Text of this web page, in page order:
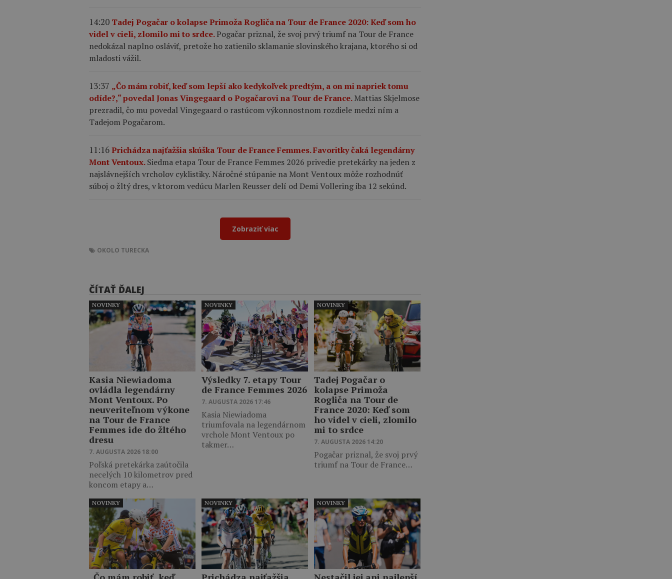
14:20 Tadej Pogačar o kolapse Primoža Rogliča na Tour de France 2020: Keď som ho
videl v cieli, zlomilo mi to srdce.Pogačar priznal, že svoj prvý triumf na Tour de France
nedokázal naplno osláviť, pretože ho zatienilo sklamanie slovinského krajana, ktorého si od
mladosti vážil.
13:37 „Čo mám robiť, keď som lepší ako kedykoľvek predtým, a on mi napriek tomu
odíde?,“ povedal Jonas Vingegaard o Pogačarovi na Tour de France.Mattias Skjelmose
prezradil, čo mu povedal Vingegaard o rastúcom výkonnostnom rozdiele medzi ním a
Tadejom Pogačarom.
11:16Prichádza najťažšia skúška Tour de France Femmes. Favoritky čaká legendárny
Mont Ventoux.Siedma etapa Tour de France Femmes 2026 privedie pretekárky na jeden z
najslávnejších vrcholov cyklistiky. Náročné stúpanie na Mont Ventoux môže rozhodnúť
súboj o žltý dres, v ktorom vedúcu Marlen Reusser delí od Demi Vollering iba 12 sekúnd.
Zobraziť viac
OKOLO TURECKA
ČÍTAŤ ĎALEJ
Kasia Niewiadoma
ovládla legendárny
Mont Ventoux. Po
neuveriteľnom výkone
na Tour de France
Femmes ide do žltého
dresu
7. AUGUSTA 2026 18:00
Poľská pretekárka zaútočila
necelých 10 kilometrov pred
koncom etapy a…
NOVINKY
Výsledky 7. etapy Tour
de France Femmes 2026
7. AUGUSTA 2026 17:46
Kasia Niewiadoma
triumfovala na legendárnom
vrchole Mont Ventoux po
takmer…
NOVINKY
Tadej Pogačar o
kolapse Primoža
Rogliča na Tour de
France 2020: Keď som
ho videl v cieli, zlomilo
mi to srdce
7. AUGUSTA 2026 14:20
Pogačar priznal, že svoj prvý
triumf na Tour de France…
NOVINKY
NOVINKY NOVINKY NOVINKY